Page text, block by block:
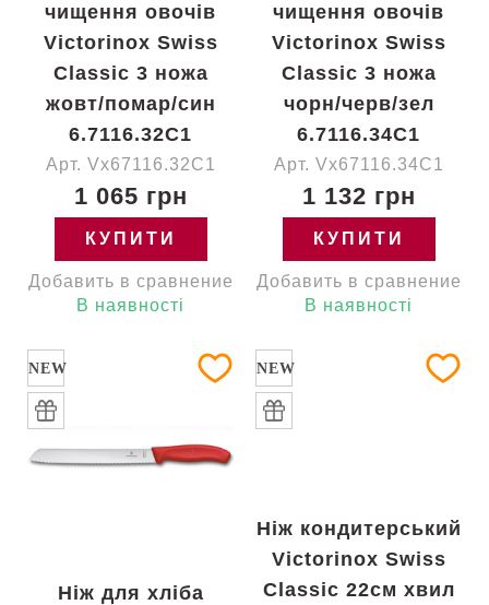
чищення овочів
Victorinox Swiss
Classic 3 ножа
жовт/помар/син
6.7116.32C1
Арт. Vx67116.32C1
1 065 грн
КУПИТИ
Добавить в сравнение
В наявності
чищення овочів
Victorinox Swiss
Classic 3 ножа
чорн/черв/зел
6.7116.34C1
Арт. Vx67116.34C1
1 132 грн
КУПИТИ
Добавить в сравнение
В наявності
NEW
Ніж для хліба
NEW
Ніж кондитерський
Victorinox Swiss
Classic 22см хвил